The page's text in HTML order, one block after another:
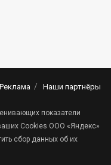
Реклама Наши партнёры
показатели
Cookies ООО «Яндекс»
сбор данных об их